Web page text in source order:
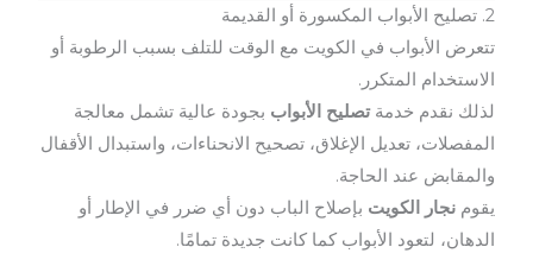
2. تصليح الأبواب المكسورة أو القديمة
تتعرض الأبواب في الكويت مع الوقت للتلف بسبب الرطوبة أو
الاستخدام المتكرر.
لذلك نقدم خدمةتصليح الأبواب بجودة عالية تشمل معالجة
المفصلات، تعديل الإغلاق، تصحيح الانحناءات، واستبدال الأقفال
والمقابض عند الحاجة.
يقومنجار الكويت بإصلاح الباب دون أي ضرر في الإطار أو
الدهان، لتعود الأبواب كما كانت جديدة تمامًا.